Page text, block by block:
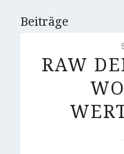
Beiträge
RAW